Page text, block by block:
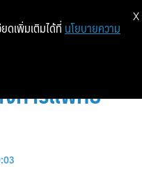
ไทยสู่
การแพทย์
ดเพิ่มเติมได้ที่ นโยบายความ
X